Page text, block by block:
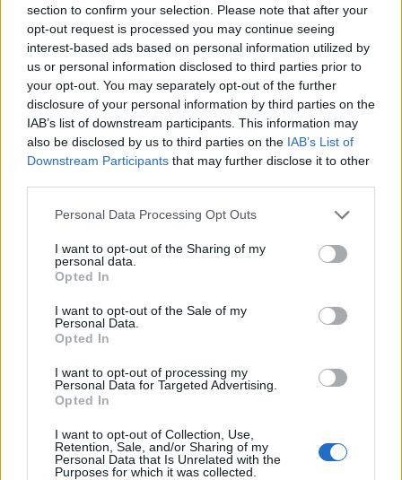
section to confirm your selection. Please note that after your
opt-out request is processed you may continue seeing
interest-based ads based on personal information utilized by
us or personal information disclosed to third parties prior to
your opt-out. You may separately opt-out of the further
disclosure of your personal information by third parties on the
IAB’s list of downstream participants. This information may
also be disclosed by us to third parties on the IAB’s List of
Downstream Participants that may further disclose it to other
Personal Data Processing Opt Outs
I want to opt-out of the Sharing of my
personal data.
Opted In
I want to opt-out of the Sale of my
Personal Data.
Opted In
I want to opt-out of processing my
Personal Data for Targeted Advertising.
Opted In
I want to opt-out of Collection, Use,
Retention, Sale, and/or Sharing of my
Personal Data that Is Unrelated with the
Purposes for which it was collected.
Cómo crear una cuenta de
Google Ads gratis en 5 pasos
Nuevos informes de resultados
enriquecidos en Search
Console
Nuevo informe de Velocidad en
Google Search Console
Google Site Kit para Wordpress
con Analytics y Search Console